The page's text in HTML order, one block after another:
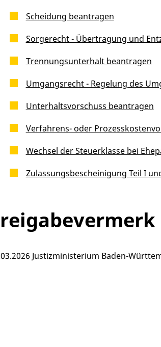
Scheidung beantragen
Sorgerecht - Übertragung und
Trennungsunterhalt beantragen
Umgangsrecht - Regelung des
Unterhaltsvorschuss beantragen
Verfahrens- oder
Wechsel der Steuerklasse bei
Zulassungsbescheinigung Teil I
Justizministerium Baden-